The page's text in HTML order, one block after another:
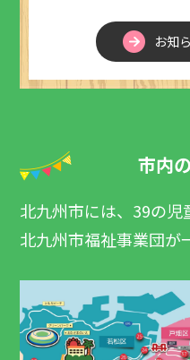
お知
市内
北九州市には、39の児
北九州市福祉事業団が